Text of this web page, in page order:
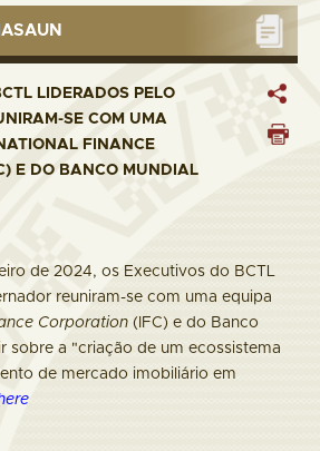
LIDERADOS PELO
SE COM UMA
FINANCE
E DO BANCO MUNDIAL
de 2024, os Executivos do BCTL
reuniram-se com uma equipa
Corporation (IFC) e do Banco
sobre a "criação de um ecossistema
de mercado imobiliário em